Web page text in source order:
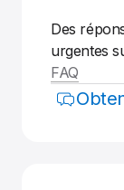
Des
urgentes
FAQ